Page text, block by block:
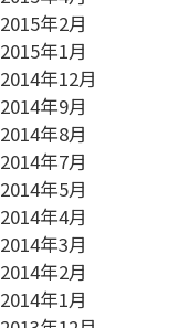
2015年2月
2015年1月
2014年12月
2014年9月
2014年8月
2014年7月
2014年5月
2014年4月
2014年3月
2014年2月
2014年1月